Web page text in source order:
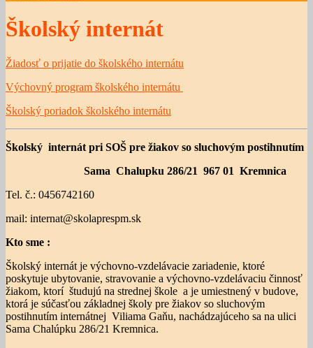
Školský internát
Žiadosť o prijatie do školského internátu
Výchovný program školského internátu
Školský poriadok školského internátu
Školský internát pri SOŠ pre žiakov so sluchovým postihnutím
Sama Chalupku 286/21 967 01 Kremnica
Tel. č.: 0456742160
mail: internat@skolaprespm.sk
Kto sme :
Školský internát je výchovno-vzdelávacie zariadenie, ktoré
poskytuje ubytovanie, stravovanie a výchovno-vzdelávaciu činnosť
žiakom, ktorí študujú na strednej škole a je umiestnený v budove,
ktorá je súčasťou základnej školy pre žiakov so sluchovým
postihnutím internátnej Viliama Gaňu, nachádzajúceho sa na ulici
Sama Chalúpku 286/21 Kremnica.